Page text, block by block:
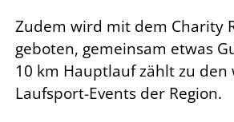
Zudem wird mit dem Charity
geboten, gemeinsam etwas
10 km Hauptlauf zählt zu den
Laufsport-Events der Region.